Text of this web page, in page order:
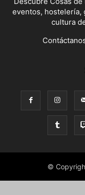
eventos, hostelería,
cultura
©